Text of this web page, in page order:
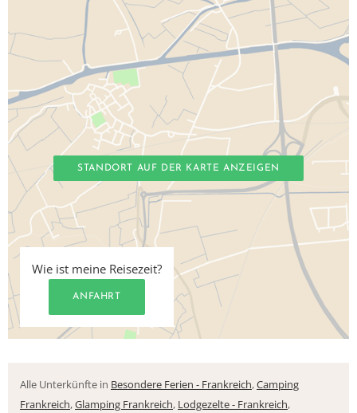
STANDORT AUF DER KARTE ANZEIGEN
Wie ist meine Reisezeit?
ANFAHRT
Alle Unterkünfte in Besondere Ferien - Frankreich,Camping
Frankreich,Glamping Frankreich, Lodgezelte - Frankreich,